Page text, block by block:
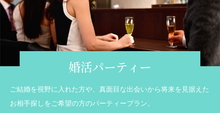
婚活パーティー
ご結婚を視野に入れた方や、真面目な出会いから将来を見据えた
お相手探しをご希望の方のパーティープラン。